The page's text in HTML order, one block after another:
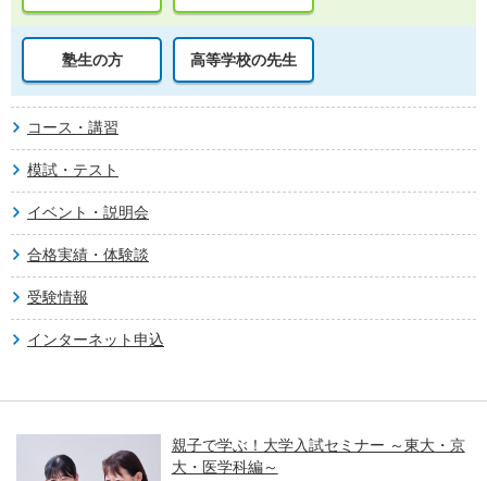
塾生の方 高等学校の先生
コース・講習
模試・テスト
イベント・説明会
合格実績・体験談
受験情報
インターネット申込
親子で学ぶ！大学入試セミナー ～東大・京
大・医学科編～